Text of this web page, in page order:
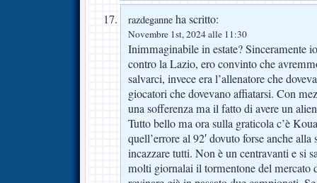
razdeganne ha scritto:
Novembre 1st, 2024 alle 11:30
Inimmaginabile in estate? Sinceramente
contro la Lazio, ero convinto che
salvarci, invece era l’allenatore che
giocatori che dovevano affiatarsi. Con
una sofferenza ma il fatto di avere un
Tutto bello ma ora sulla graticola c’è
quell’errore al 92′ dovuto forse anche alla
incazzare tutti. Non è un centravanti e si
molti giornalai il tormentone del mercato